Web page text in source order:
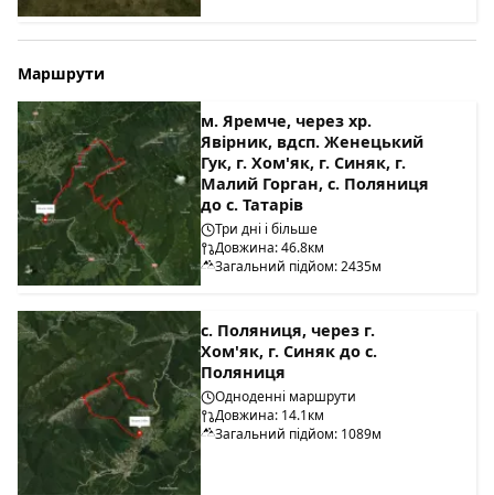
Маршрути
м. Яремче, через хр.
Явірник, вдсп. Женецький
Гук, г. Хом'як, г. Синяк, г.
Малий Горган, с. Поляниця
до с. Татарів
Три дні і більше
Довжина: 46.8км
Загальний підйом: 2435м
с. Поляниця, через г.
Хом'як, г. Синяк до с.
Поляниця
Одноденні маршрути
Довжина: 14.1км
Загальний підйом: 1089м